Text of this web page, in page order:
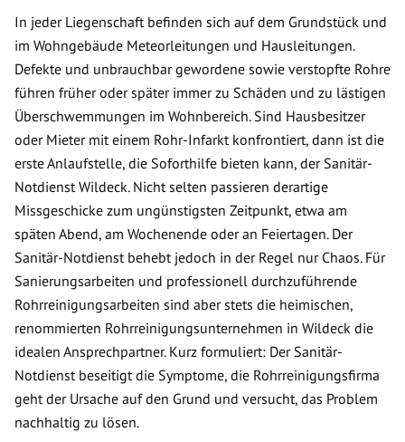
In jeder Liegenschaft befinden sich auf dem Grundstück und
im Wohngebäude Meteorleitungen und Hausleitungen.
Defekte und unbrauchbar gewordene sowie verstopfte Rohre
führen früher oder später immer zu Schäden und zu lästigen
Überschwemmungen im Wohnbereich. Sind Hausbesitzer
oder Mieter mit einem Rohr-Infarkt konfrontiert, dann ist die
erste Anlaufstelle, die Soforthilfe bieten kann, der Sanitär-
Notdienst Wildeck. Nicht selten passieren derartige
Missgeschicke zum ungünstigsten Zeitpunkt, etwa am
späten Abend, am Wochenende oder an Feiertagen. Der
Sanitär-Notdienst behebt jedoch in der Regel nur Chaos. Für
Sanierungsarbeiten und professionell durchzuführende
Rohrreinigungsarbeiten sind aber stets die heimischen,
renommierten Rohrreinigungsunternehmen in Wildeck die
idealen Ansprechpartner. Kurz formuliert: Der Sanitär-
Notdienst beseitigt die Symptome, die Rohrreinigungsfirma
geht der Ursache auf den Grund und versucht, das Problem
nachhaltig zu lösen.